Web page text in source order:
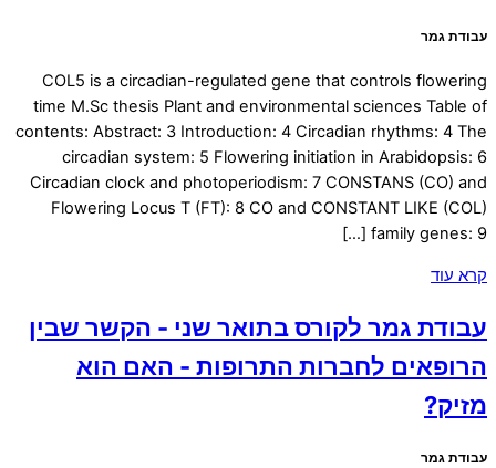
עבודת גמר
COL5 is a circadian-regulated gene that controls flowering
time M.Sc thesis Plant and environmental sciences Table of
contents: Abstract: 3 Introduction: 4 Circadian rhythms: 4 The
circadian system: 5 Flowering initiation in Arabidopsis: 6
Circadian clock and photoperiodism: 7 CONSTANS (CO) and
Flowering Locus T (FT): 8 CO and CONSTANT LIKE (COL)
family genes: 9 […]
קרא עוד
עבודת גמר לקורס בתואר שני - הקשר שבין
הרופאים לחברות התרופות - האם הוא
מזיק?
עבודת גמר